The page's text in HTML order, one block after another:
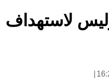
لاستهداف